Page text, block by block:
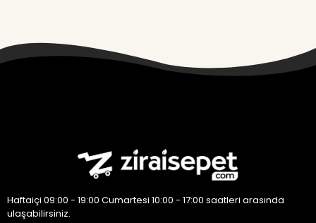
Haftaiçi 09:00 - 19:00 Cumartesi 10:00 - 17:00 saatleri arasında
ulaşabilirsiniz.